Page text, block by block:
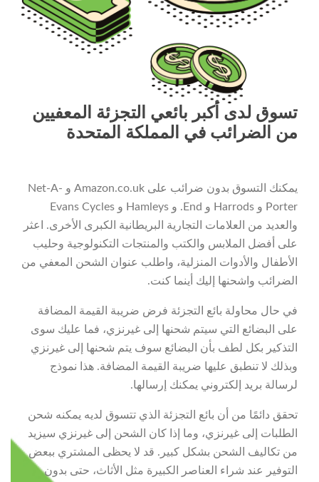
تسوق لدى أكبر بائعي التجزئة المعفيين
من الضرائب في المملكة المتحدة
يمكنك التسوق بدون ضرائب على Amazon.co.uk و Net-A-
Porter و Harrods و End. و Hamleys و Evans Cycles
والعديد من العلامات التجارية البريطانية الكبرى الأخرى. اعثر
على أفضل الملابس والكتب والمنتجات التكنولوجية وحليب
الأطفال والأدوات المنزلية، واطلب عنوان الشحن المعفي من
الضرائب واشحنها إليك أينما كنت.
في حال محاولة بائع التجزئة فرض ضريبة القيمة المضافة
على البضائع التي سيتم شحنها إلى غيرنزي، فما عليك سوى
التذكير بكل لطف بأن البضائع سوف يتم شحنها إلى غيرنزي
وبذلك لا تنطبق عليها ضريبة القيمة المضافة. هذا نموذج
لرسالة بريد إلكتروني يمكنك إرسالها.
تحقق دائمًا من أن بائع التجزئة الذي تتسوق لديه يمكنه شحن
الطلبات إلى غيرنزي، وما إذا كان الشحن إلى غيرنزي سيزيد
من تكاليف الشحن بشكل كبير. قد لا يحظى المشتري ببعض
التوفير عند شراء العناصر الكبيرة مثل الأثاث، حتى بدون